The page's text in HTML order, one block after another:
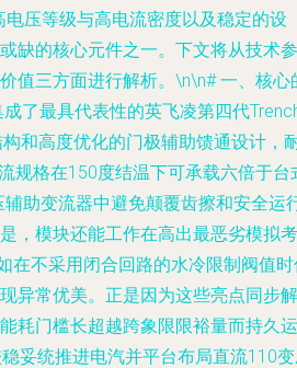
压等级与高电流密度以及稳定的设
缺的核心元件之一。下文将从技术参
值三方面进行解析。\n\n# 一、核心
了最具代表性的英飞凌第四代
和高度优化的门极辅助馈通设计，
规格在150度结温下可承载六倍于台
助变流器中避免颠覆齿擦和安全运
，模块还能工作在高出最恶劣模拟考
在不采用闭合回路的水冷限制阀值
异常优美。正是因为这些亮点同步解
耗门槛长超越跨象限限裕量而持久运
妥统推进电汽并平台布局直流110